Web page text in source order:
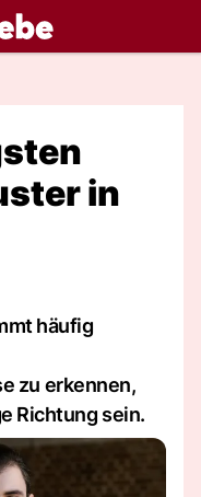
in
häufig
zu erkennen,
Richtung sein.